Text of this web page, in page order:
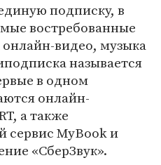
подписку, в
востребованные
онлайн-видео, музыка
называется
в одном
онлайн-
а также
MyBook и
«СберЗвук».